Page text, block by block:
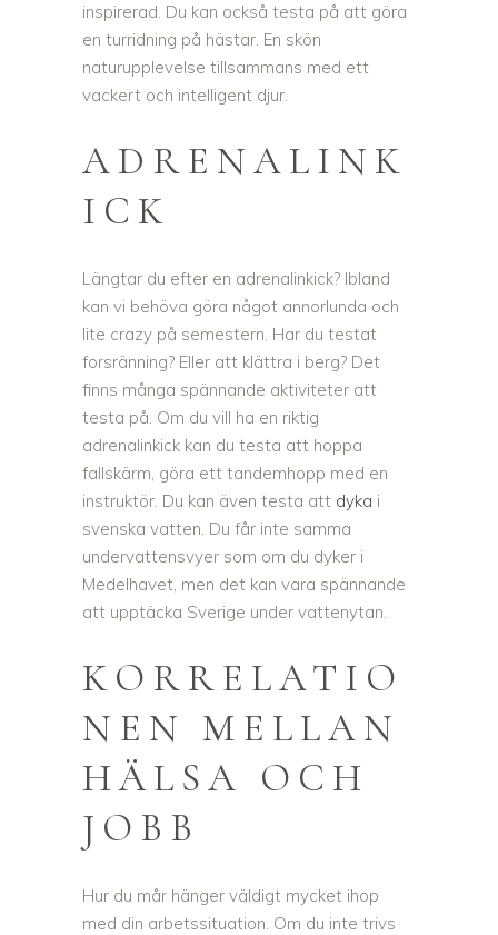
inspirerad. Du kan också testa på att göra
en turridning på hästar. En skön
naturupplevelse tillsammans med ett
vackert och intelligent djur.
ADRENALINK
ICK
Längtar du efter en adrenalinkick? Ibland
kan vi behöva göra något annorlunda och
lite crazy på semestern. Har du testat
forsränning? Eller att klättra i berg? Det
finns många spännande aktiviteter att
testa på. Om du vill ha en riktig
adrenalinkick kan du testa att hoppa
fallskärm, göra ett tandemhopp med en
instruktör. Du kan även testa att dyka i
svenska vatten. Du får inte samma
undervattensvyer som om du dyker i
Medelhavet, men det kan vara spännande
att upptäcka Sverige under vattenytan.
KORRELATIO
NEN MELLAN
HÄLSA OCH
JOBB
Hur du mår hänger väldigt mycket ihop
med din arbetssituation. Om du inte trivs